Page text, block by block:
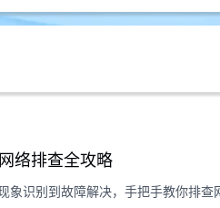
络排查全攻略